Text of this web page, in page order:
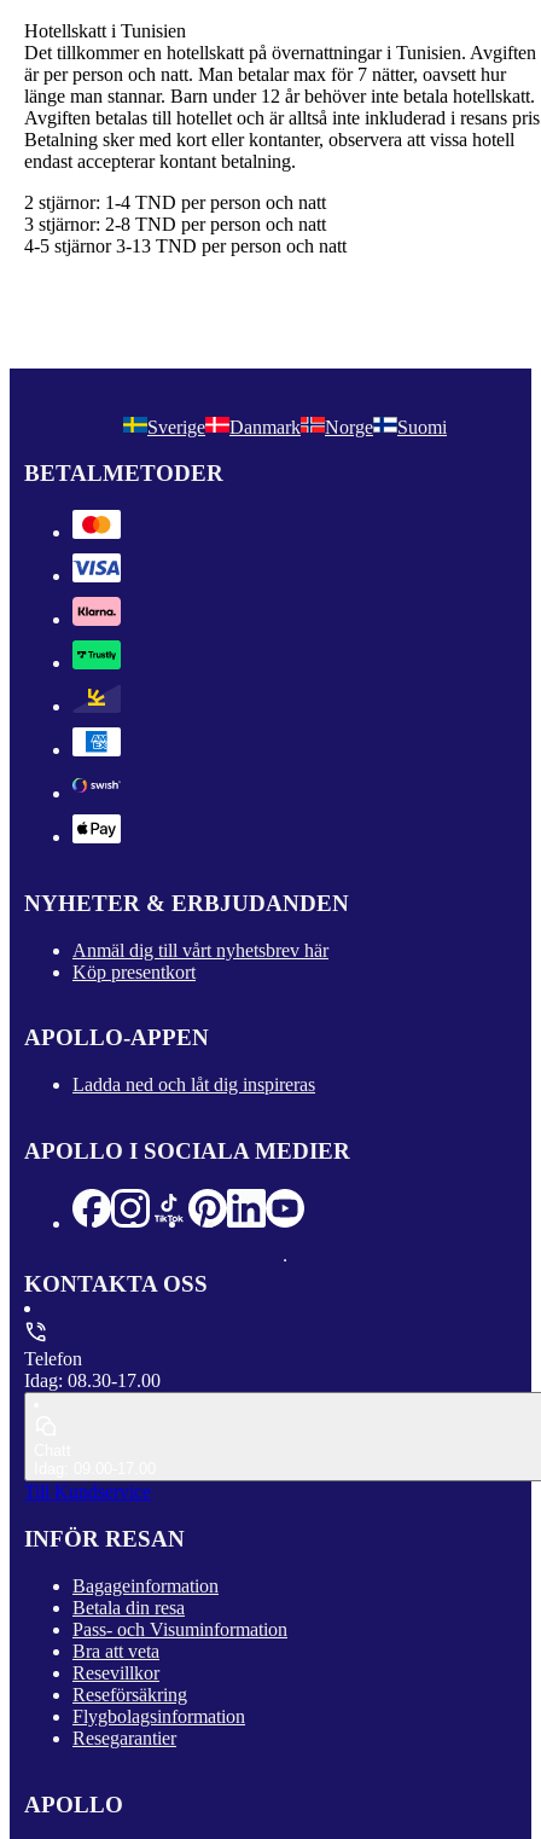
Hotellskatt i Tunisien
Det tillkommer en hotellskatt på övernattningar i Tunisien. Avgiften
är per person och natt. Man betalar max för 7 nätter, oavsett hur
länge man stannar. Barn under 12 år behöver inte betala hotellskatt.
Avgiften betalas till hotellet och är alltså inte inkluderad i resans
Betalning sker med kort eller kontanter, observera att vissa hotell
endast accepterar kontant betalning.
2 stjärnor: 1-4 TND per person och natt
3 stjärnor: 2-8 TND per person och natt
4-5 stjärnor 3-13 TND per person och natt
Sverige Danmark Norge Suomi
BETALMETODER
NYHETER & ERBJUDANDEN
Anmäl dig till vårt nyhetsbrev här
Köp presentkort
APOLLO-APPEN
Ladda ned och låt dig inspireras
APOLLO I SOCIALA MEDIER
KONTAKTA OSS
Telefon
Idag: 08.30-17.00
Till Kundservice
INFÖR RESAN
Bagageinformation
Betala din resa
Pass- och Visuminformation
Bra att veta
Resevillkor
Reseförsäkring
Flygbolagsinformation
Resegarantier
APOLLO